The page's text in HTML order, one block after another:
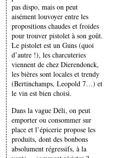
pas dispo, mais on peut
aisément louvoyer entre les
propositions chaudes et froides
pour trouver pistolet à son goût.
Le pistolet est un Guns (quoi
d’autre !), les charcuteries
viennent de chez Dierendonck,
les bières sont locales et trendy
(Bertinchamps, Leopold 7…) et
le vin est bien choisi.
Dans la vague Déli, on peut
emporter ou consommer sur
place et l’épicerie propose les
produits, dont des bonbons
absolument régressifs, à la